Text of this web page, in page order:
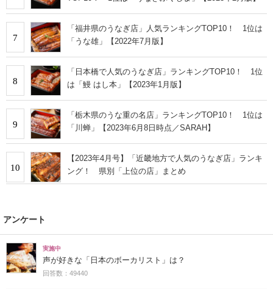
7
「福井県のうなぎ店」人気ランキングTOP10！ 1位は
「うな雄」【2022年7月版】
8
「日本橋で人気のうなぎ店」ランキングTOP10！ 1位
は「鰻 はし本」【2023年1月版】
9
「栃木県のうな重の名店」ランキングTOP10！ 1位は
「川蝉」【2023年6月8日時点／SARAH】
10
【2023年4月号】「近畿地方で人気のうなぎ店」ランキ
ング！ 県別「上位の店」まとめ
アンケート
実施中
声が好きな「日本のボーカリスト」は？
回答数：49440